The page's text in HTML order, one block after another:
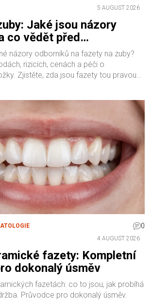
5 AUGUST 2026
Jaké jsou názory
co vědět před
názory odborníků na fazety na zuby?
rizicích, cenách a péči o
Zjistěte, zda jsou fazety tou pravou
0
4 AUGUST 2026
fazety: Kompletní
dokonalý úsměv
fazetách: co to jsou, jak probíhá
Průvodce pro dokonalý úsměv.